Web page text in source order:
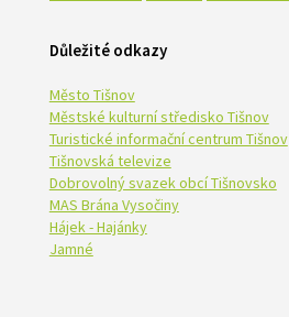
Důležité odkazy
Město Tišnov
Městské kulturní středisko Tišnov
Turistické informační centrum Tišnov
Tišnovská televize
Dobrovolný svazek obcí Tišnovsko
MAS Brána Vysočiny
Hájek - Hajánky
Jamné